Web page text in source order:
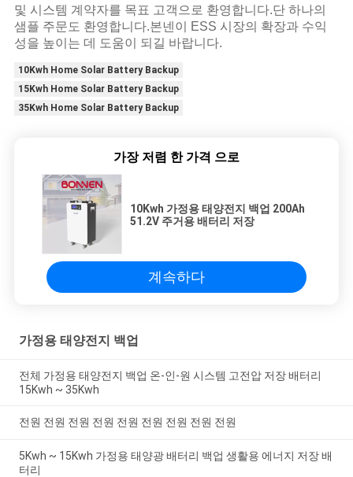
및 시스템 계약자를 목표 고객으로 환영합니다.단 하나의
샘플 주문도 환영합니다.본넨이 ESS 시장의 확장과 수익
성을 높이는 데 도움이 되길 바랍니다.
10Kwh Home Solar Battery Backup
15Kwh Home Solar Battery Backup
35Kwh Home Solar Battery Backup
가장 저렴 한 가격 으로
10Kwh 가정용 태양전지 백업 200Ah
51.2V 주거용 배터리 저장
계속하다
가정용 태양전지 백업
전체 가정용 태양전지 백업 온-인-원 시스템 고전압 저장 배터리
15Kwh ~ 35Kwh
전원 전원 전원 전원 전원 전원 전원 전원 전원
5Kwh ~ 15Kwh 가정용 태양광 배터리 백업 생활용 에너지 저장 배
터리